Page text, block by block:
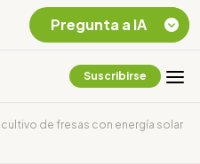
Suscribirse
cultivo de fresas con energía solar
Pregunta a IA
Chevron Ecuador